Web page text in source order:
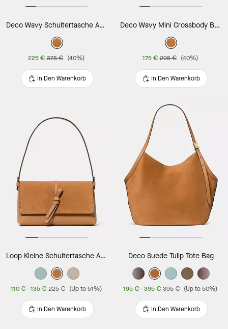
Deco Wavy Schultertasche Aus Wildleder Mit Kette
225 € 375 € (40%)
In Den Warenkorb
Deco Wavy Mini Crossbody Bag aus Wildleder
175 € 295 € (40%)
In Den Warenkorb
Loop Kleine Schultertasche Aus Wildleder
110 €-135 € 225 € (Up to 51%)
In Den Warenkorb
Deco Suede Tulip Tote Bag
195 €-395 € 395 € (Up to 50%)
In Den Warenkorb